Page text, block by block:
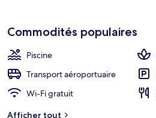
Commodités populaires
Piscine
Transport aéroportuaire
Wi-Fi gratuit
Afficher tout